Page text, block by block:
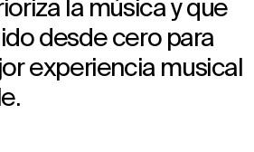
la música y que
desde cero para
experiencia musical